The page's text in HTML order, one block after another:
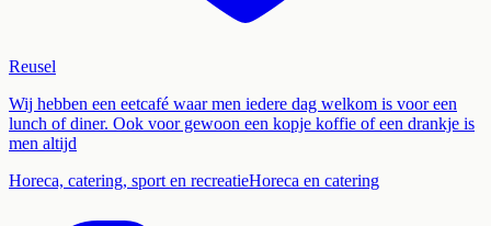
Reusel
Wij hebben een eetcafé waar men iedere dag welkom is voor een
lunch of diner. Ook voor gewoon een kopje koffie of een drankje is
men altijd
Horeca, catering, sport en recreatieHoreca en catering